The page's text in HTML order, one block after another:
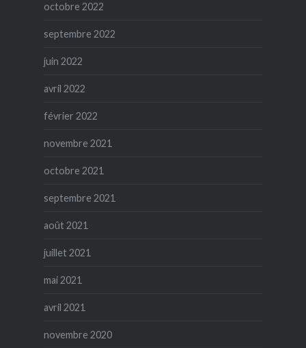
octobre 2022
septembre 2022
juin 2022
avril 2022
février 2022
novembre 2021
octobre 2021
septembre 2021
août 2021
juillet 2021
mai 2021
avril 2021
novembre 2020